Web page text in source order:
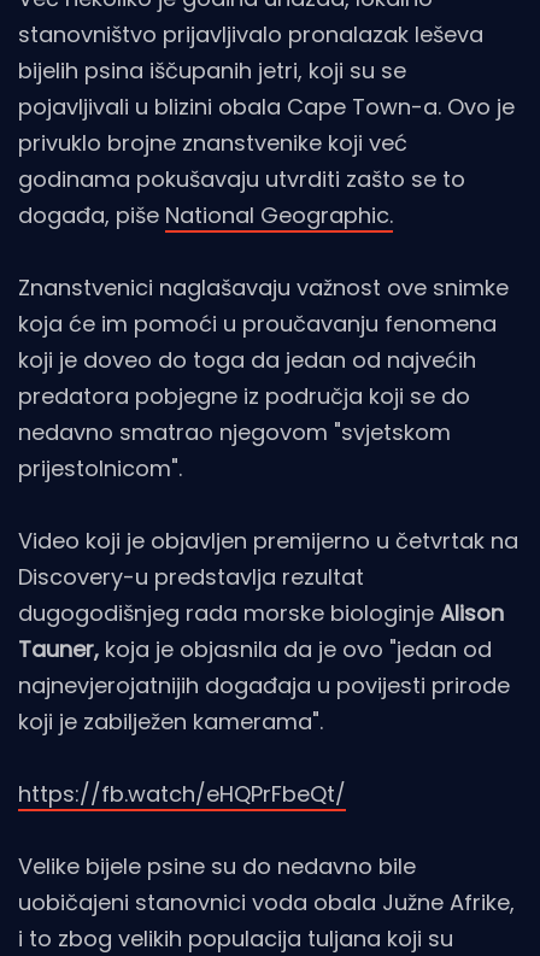
stanovništvo prijavljivalo pronalazak leševa
bijelih psina iščupanih jetri, koji su se
pojavljivali u blizini obala Cape Town-a. Ovo je
privuklo brojne znanstvenike koji već
godinama pokušavaju utvrditi zašto se to
događa, piše National Geographic.
Znanstvenici naglašavaju važnost ove snimke
koja će im pomoći u proučavanju fenomena
koji je doveo do toga da jedan od najvećih
predatora pobjegne iz područja koji se do
nedavno smatrao njegovom "svjetskom
prijestolnicom".
Video koji je objavljen premijerno u četvrtak na
Discovery-u predstavlja rezultat
dugogodišnjeg rada morske biologinje Alison
Tauner, koja je objasnila da je ovo "jedan od
najnevjerojatnijih događaja u povijesti prirode
koji je zabilježen kamerama".
https://fb.watch/eHQPrFbeQt/
Velike bijele psine su do nedavno bile
uobičajeni stanovnici voda obala Južne Afrike,
i to zbog velikih populacija tuljana koji su